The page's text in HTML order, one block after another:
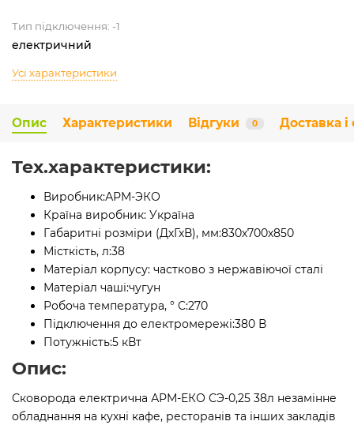
Тип підключення: -1
електричний
Усі характеристики
Опис Характеристики Відгуки 0 Доставка і
Tex.характеристики:
Виробник:АРМ-ЭКО
Країна виробник: Україна
Габаритні розміри (ДхГхВ), мм:830х700х850
Місткість, л:38
Матеріал корпусу: частково з нержавіючої сталі
Матеріал чаші:чугун
Робоча температура, ° C:270
Підключення до електромережі:380 В
Потужність:5 кВт
Опис:
Сковорода електрична АРМ-ЕКО СЭ-0,25 38л незамінне
обладнання на кухні кафе, ресторанів та інших закладів